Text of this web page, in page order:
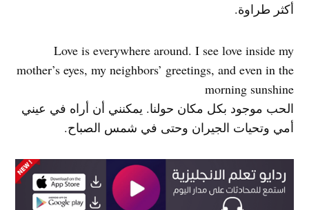
أكثر طراوة.
Love is everywhere around. I see love inside my
mother’s eyes, my neighbors’ greetings, and even in the
morning sunshine
الحب موجود بكل مكان حولنا. يمكنني أن أراه في عيني
أمي وتحيات الجيران وحتى في شمس الصباح.